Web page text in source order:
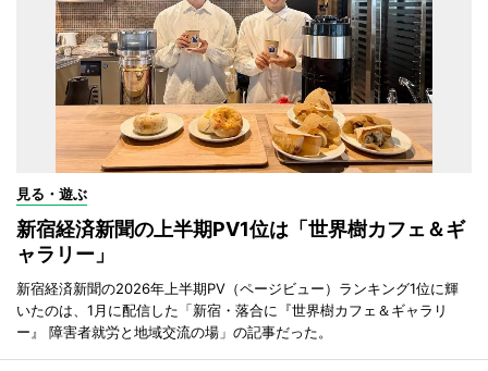
見る・遊ぶ
新宿経済新聞の上半期PV1位は「世界樹カフェ＆ギ
ャラリー」
新宿経済新聞の2026年上半期PV（ページビュー）ランキング1位に輝
いたのは、1月に配信した「新宿・落合に『世界樹カフェ＆ギャラリ
ー』 障害者就労と地域交流の場」の記事だった。